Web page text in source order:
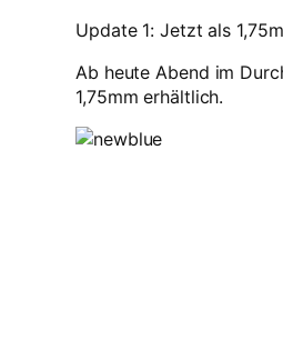
Update 1: Jetzt als
Ab heute Abend im
1,75mm erhältlich.